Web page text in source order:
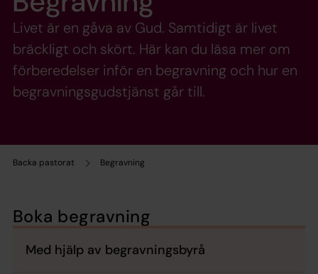
Backa pastorat Begravning
Livet är en gåva av Gud. Samtidigt är livet
bräckligt och skört. Här kan du läsa mer om
förberedelser inför en begravning och hur en
begravningsgudstjänst går till.
Boka begravning
Med hjälp av begravningsbyrå